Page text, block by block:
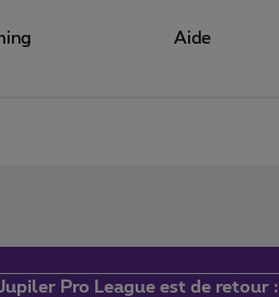
Aide
Pro League est de retour :